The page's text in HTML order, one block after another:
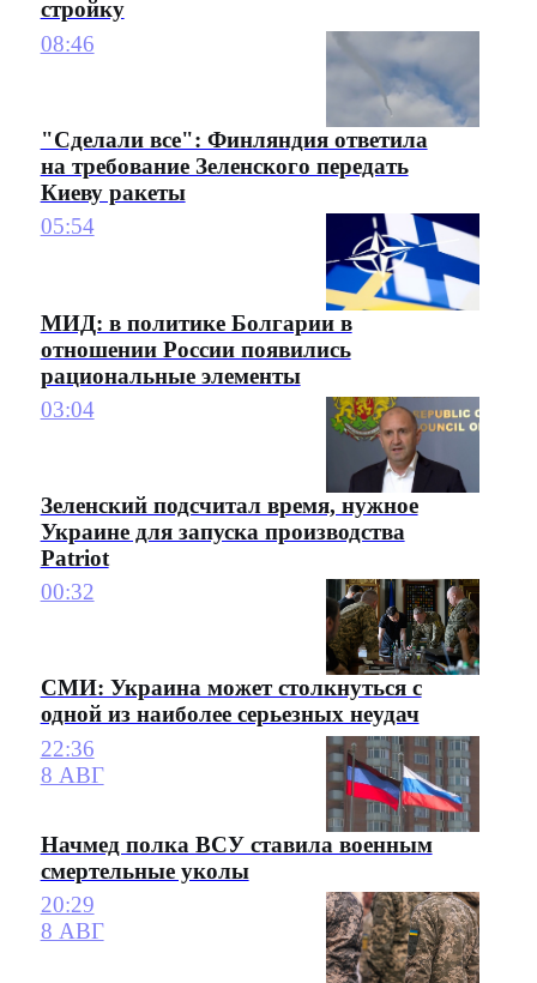
стройку
08:46
"Сделали все": Финляндия ответила
на требование Зеленского передать
Киеву ракеты
05:54
МИД: в политике Болгарии в
отношении России появились
рациональные элементы
03:04
Зеленский подсчитал время, нужное
Украине для запуска производства
Patriot
00:32
СМИ: Украина может столкнуться с
одной из наиболее серьезных неудач
22:36
8 АВГ
Начмед полка ВСУ ставила военным
смертельные уколы
20:29
8 АВГ